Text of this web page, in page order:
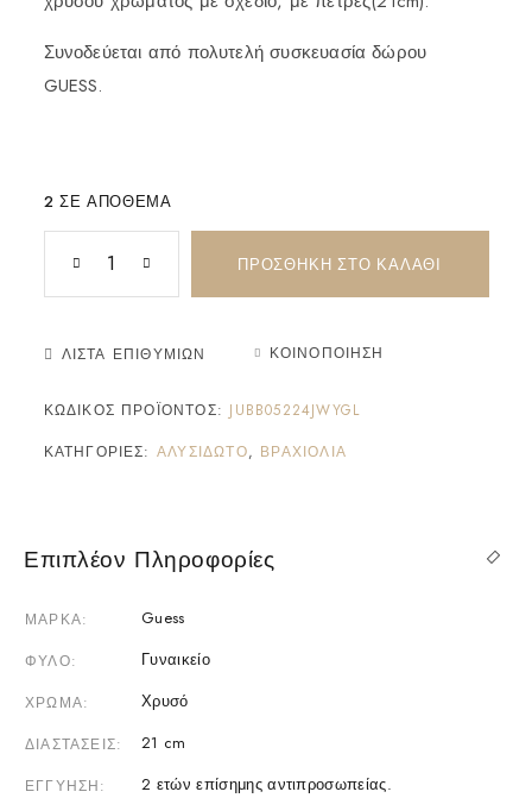
Συνοδεύεται από πολυτελή συσκευασία δώρου
GUESS.
2 ΣΕ ΑΠΌΘΕΜΑ
ΠΡΟΣΘΉΚΗ ΣΤΟ ΚΑΛΆΘΙ
ΛΊΣΤΑ ΕΠΙΘΥΜΙΏΝ ΚΟΙΝΟΠΟΊΗΣΗ
ΚΩΔΙΚΌΣ ΠΡΟΪΌΝΤΟΣ: JUBB05224JWYGL
ΚΑΤΗΓΟΡΊΕΣ: ΑΛΥΣΙΔΩΤΌ, ΒΡΑΧΙΌΛΙΑ
Επιπλέον Πληροφορίες
ΜΆΡΚΑ Guess
ΦΎΛΟ Γυναικείο
ΧΡΏΜΑ Χρυσό
ΔΙΑΣΤΆΣΕΙΣ 21 cm
ΕΓΓΎΗΣΗ 2 ετών επίσημης αντιπροσωπείας.